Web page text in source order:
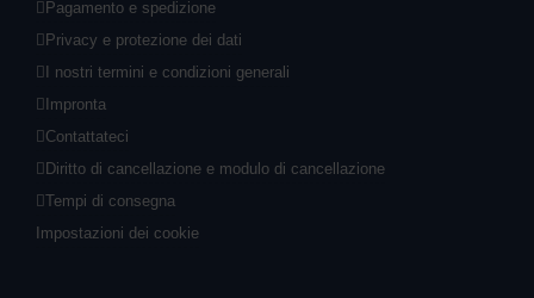
Pagamento e spedizione
Privacy e protezione dei dati
I nostri termini e condizioni generali
Impronta
Contattateci
Diritto di cancellazione e modulo di cancellazione
Tempi di consegna
Impostazioni dei cookie